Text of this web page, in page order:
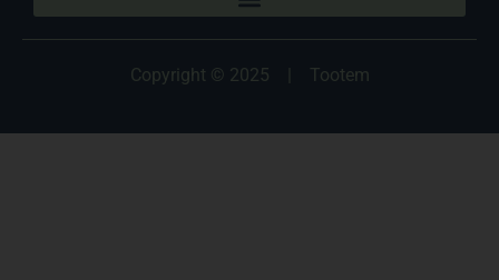
Copyright © 2025 Tootem